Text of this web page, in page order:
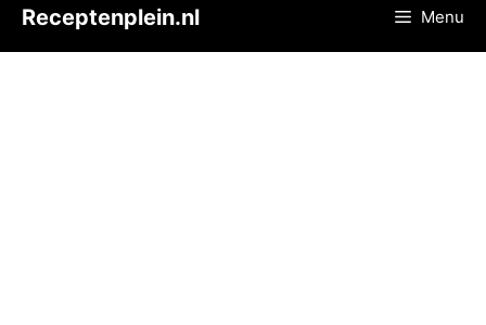
Receptenplein.nl Menu